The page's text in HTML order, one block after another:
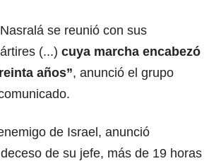
se reunió con sus
(...) cuya marcha encabezó
años”, anunció el grupo
de Israel, anunció
de su jefe, más de 19 horas